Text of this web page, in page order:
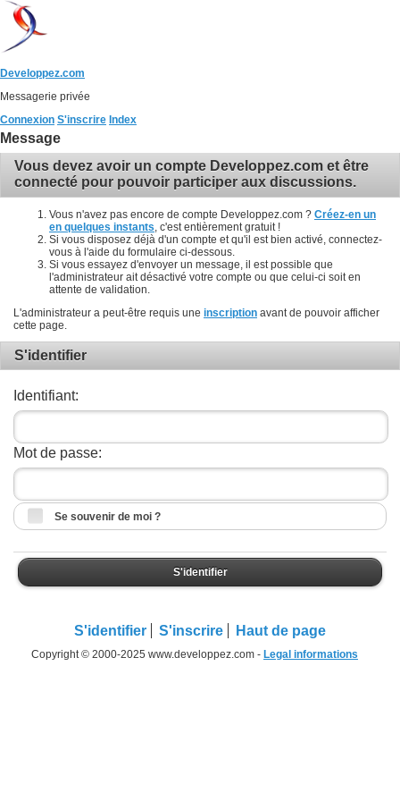
Developpez.com
Messagerie privée
Connexion S'inscrire Index
Message
Vous devez avoir un compte Developpez.com et être
connecté pour pouvoir participer aux discussions.
Vous n'avez pas encore de compte Developpez.com ? Créez-en un
en quelques instants , c'est entièrement gratuit !
Si vous disposez déjà d'un compte et qu'il est bien activé, connectez-
vous à l'aide du formulaire ci-dessous.
Si vous essayez d'envoyer un message, il est possible que
l'administrateur ait désactivé votre compte ou que celui-ci soit en
attente de validation.
L'administrateur a peut-être requis une inscription avant de pouvoir afficher
cette page.
S'identifier
Identifiant:
Mot de passe:
Se souvenir de moi ?
S'identifier
S'identifier S'inscrire Haut de page
Copyright © 2000-2025 www.developpez.com - Legal informations